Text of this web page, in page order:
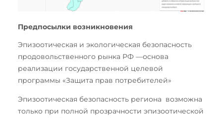
Предпосылки возникновения
Эпизоотическая и экологическая безопасность
продовольственного рынка РФ —основа
реализации государственной целевой
программы «Защита прав потребителей»
Эпизоотическая безопасность региона возможна
только при полной прозрачности эпизоотической